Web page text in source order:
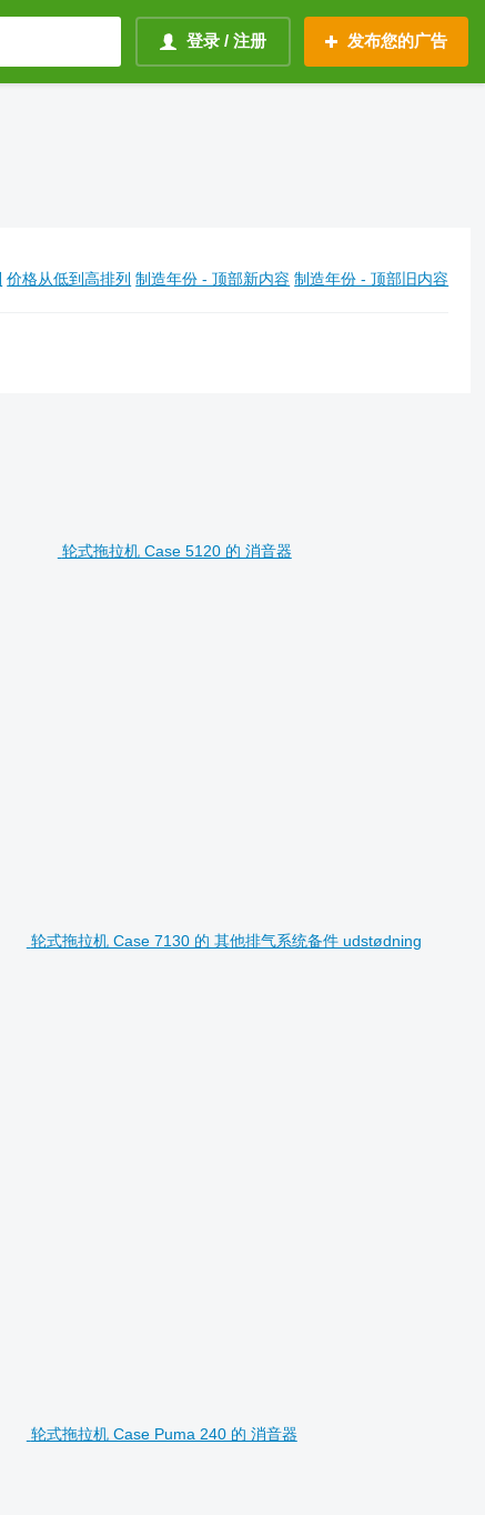
登录 / 注册 发布您的广告
价格从低到高排列 制造年份 - 顶部新内容 制造年份 - 顶部旧内容
轮式拖拉机 Case 5120 的 消音器
轮式拖拉机 Case 7130 的 其他排气系统备件 udstødning
轮式拖拉机 Case Puma 240 的 消音器